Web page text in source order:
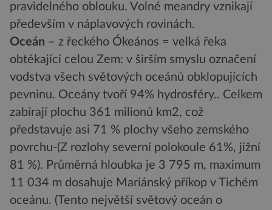
pravidelného oblouku. Volné meandry vznikají
především v náplavových rovinách.
Oceán – z řeckého Ókeános = velká řeka
obtékající celou Zem: v širším smyslu označení
vodstva všech světových oceánů obklopujících
pevninu. Oceány tvoří 94% hydrosféry.. Celkem
zabírají plochu 361 milionů km2, což
představuje asi 71 % plochy všeho zemského
povrchu-(Z rozlohy severní polokoule 61%, jižní
81 %). Průměrná hloubka je 3 795 m, maximum
11 034 m dosahuje Mariánský příkop v Tichém
oceánu. (Tento největší světový oceán o